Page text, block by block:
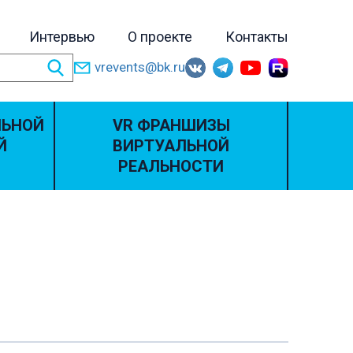
Интервью О проекте Контакты
vrevents@bk.ru
VR ФРАНШИЗЫ
ВИРТУАЛЬНОЙ
РЕАЛЬНОСТИ